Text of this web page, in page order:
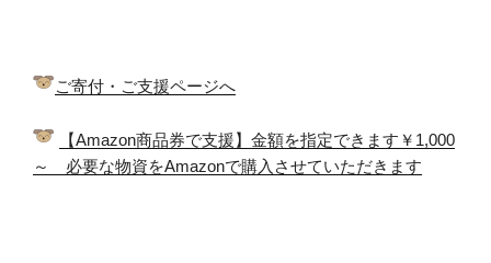
ご寄付・ご支援ページへ
【Amazon商品券で支援】金額を指定できます￥1,000
～ 必要な物資をAmazonで購入させていただきます